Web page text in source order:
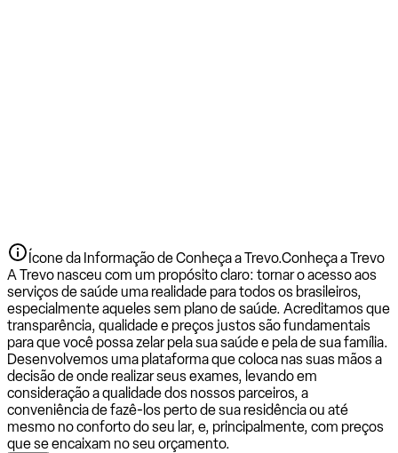
Ícone da Informação de Conheça a Trevo.Conheça a Trevo
A Trevo nasceu com um propósito claro: tornar o acesso aos
serviços de saúde uma realidade para todos os brasileiros,
especialmente aqueles sem plano de saúde. Acreditamos que
transparência, qualidade e preços justos são fundamentais
para que você possa zelar pela sua saúde e pela de sua família.
Desenvolvemos uma plataforma que coloca nas suas mãos a
decisão de onde realizar seus exames, levando em
consideração a qualidade dos nossos parceiros, a
conveniência de fazê-los perto de sua residência ou até
mesmo no conforto do seu lar, e, principalmente, com preços
que se encaixam no seu orçamento.